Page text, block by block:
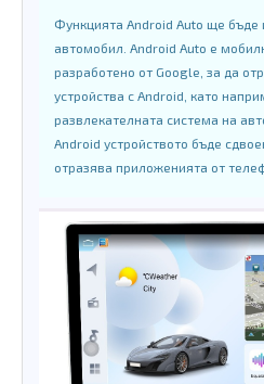
Функцията Android Auto ще бъде
автомобил. Android Auto е
разработено от Google, за да
устройства с Android, като
развлекателната система на
Android устройството бъде
отразява приложенията от